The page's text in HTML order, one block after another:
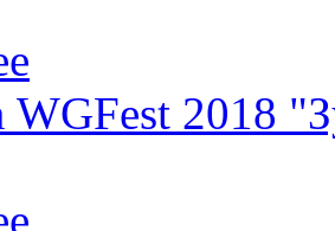
WGFest 2018